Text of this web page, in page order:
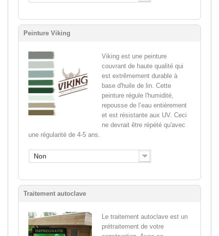
Peinture Viking
Viking est une peinture
couvrant de haute qualité qui
est extrêmement durable à
base d'huile de lin. Cette
peinture régule l'humidité,
repousse de l’eau entièrement
et est résistante aux UV. Ceci
ne devrait être répété qu'avec
une régularité de 4-5 ans.
Non
Traitement autoclave
Le traitement autoclave est un
prétraitement de votre